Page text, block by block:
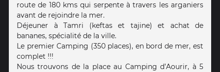
route de 180 kms qui serpente à travers les arganiers
avant de rejoindre la mer.
Déjeuner à Tamri (keftas et tajine) et achat de
bananes, spécialité de la ville.
Le premier Camping (350 places), en bord de mer, est
complet !!!
Nous trouvons de la place au Camping d’Aourir, à 5